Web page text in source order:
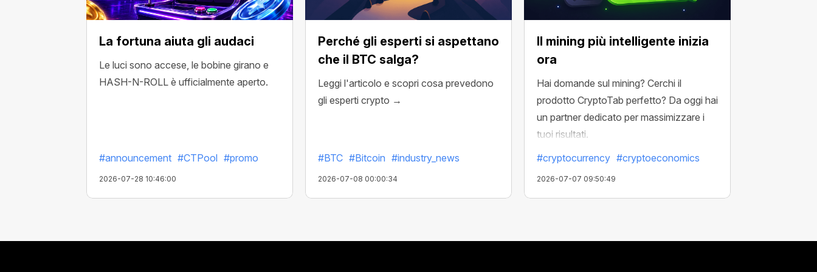
La fortuna aiuta gli audaci
Le luci sono accese, le bobine girano e
HASH-N-ROLL è ufficialmente aperto.
#announcement #CTPool #promo
2026-07-28 10:46:00
Perché gli esperti si aspettano
che il BTC salga?
Leggi l'articolo e scopri cosa prevedono
gli esperti crypto →
#BTC #Bitcoin #industry_news
2026-07-08 00:00:34
Il mining più intelligente inizia
ora
Hai domande sul mining? Cerchi il
prodotto CryptoTab perfetto? Da oggi hai
un partner dedicato per massimizzare i
tuoi risultati.
#cryptocurrency #cryptoeconomics
2026-07-07 09:50:49